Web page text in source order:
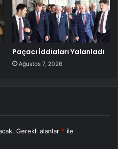
Paçacı İddiaları Yalanladı
Ağustos 7, 2026
Gerekli alanlar * ile